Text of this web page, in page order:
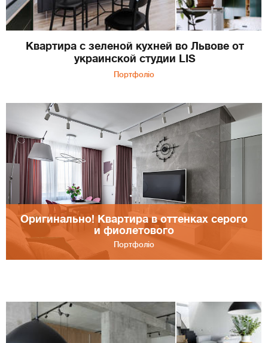
Квартира с зеленой кухней во Львове от
украинской студии LIS
Портфоліо
Оригинально! Квартира в оттенках серого
и фиолетового
Портфоліо